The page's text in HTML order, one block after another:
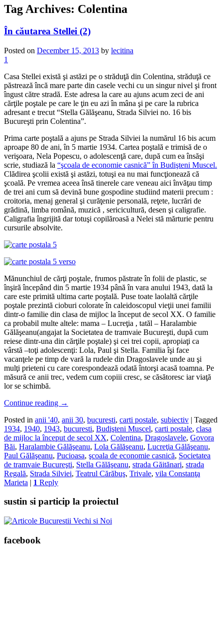
Tag Archives: Colentina
În căutarea Stellei (2)
Posted on December 15, 2013 by lecitina
1
Casa Stellei există şi astăzi pe o străduţă din Colentina, străduţă ce
păstrează încă mare parte din casele vechi cu un singur nivel şi front
îngust către stradă. Este adresa la care au ajuns acum zeci de ani
cărţile poştale pe care le ţin eu azi în mâna şi pe care la rubrica
adresant e trecut “Stella Gălăşeanu, Strada Silviei no. 16 bis
Bucureşti prin Colentina”.
Prima carte poştală a ajuns pe Strada Silviei la numărul 16 bis acum
aproape 80 de ani, în 5 martie 1934. Cartea poştală e trimisă de o
verişoara, Nela Popescu, o adolescenţă care, după cum ea însăşi
scrie, studiază la “şcoala de economie casnică” în Budişteni Muscel.
Clădirea şcolii există şi astăzi, totuşi ea nu mai funcţionează că
şcoală. Pe vremea aceea însă tinerele care veneau aici învăţau timp
de trei ani cum să devină bune gospodine studiind materii precum :
croitoria, menaj general şi curăţenie personală, reţete, lucrări de
grădină, limba română, muzică , sericicultură, desen şi caligrafie.
Caligrafia îngrijită dar totuşi copilăroasă a Nelei stă mărturie pentru
cursurile absolvite.
Mănunchiul de cărţi poştale, frumos păstrate în folii de plastic, se
înşiră începând din 5 martie 1934 până în vara anului 1943, dată la
care este primită ultima carte poştală. Puse toate laolaltă cărţile
poştale prezintă cioburi colorate în caleidoscopul vieţii unei familii
dintr-o familie din clasa de mijloc la început de secol XX. O familie
ca probabil multe altele: mama – Lucreţia , tatăl – Haralambie
Gălăşeanu(angajat la Societatea de tramvaie Bucureşti, după cum
reiese dintr-una din cărţile poştale) şi cei trei copii, apropiaţi ca
vârstă –toţi adolescenţi: Lola, Paul şi Stella. Familia îşi face
vacanţele pe timp de vară la rudele din Dragoslavele unde au şi
mulţi prieteni cu care corespondează odată întorşi acasă toamna. Pe
măsură ce anii trec, vedem cum copiii cresc, se căsătoresc iar viaţă
lor se schimbă.
Continue reading →
Posted in anii '40, anii 30, bucuresti, carti postale, subiectiv | Tagged
1934, 1940, 1943, bucuresti, Budişteni Muscel, carti postale, clasa
de mijloc la început de secol XX, Colentina, Dragoslavele, Govora
Băi, Haralambie Gălăşeanu, Lola Gălăşeanu, Lucreţia Gălăşeanu,
Paul Gălăşeanu, Pucioasa, şcoala de economie casnică, Societatea
de tramvaie Bucureşti, Stella Gălăşeanu, strada Găitănari, strada
Regală, Strada Silviei, Teatrul Cărăbuş, Trivale, vila Constanţa
Marieta | 1 Reply
sustin si particip la proiectul
facebook